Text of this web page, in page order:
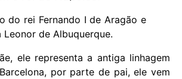
do rei Fernando I de Aragão e
Leonor de Albuquerque.
ele representa a antiga linhagem
​​por parte de pai, ele vem